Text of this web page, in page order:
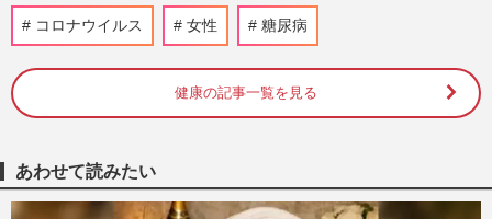
心臓＆血管を守る習慣
週刊女性2026年7月28日・8月4日号
「少量でも必要な栄養が摂れる」名医が考
案！がんを予防する長生き『煮込み』と
週刊女性2026年7月21日号
コロナウイルス 女性 糖尿病
健康の記事一覧を見る
あわせて読みたい